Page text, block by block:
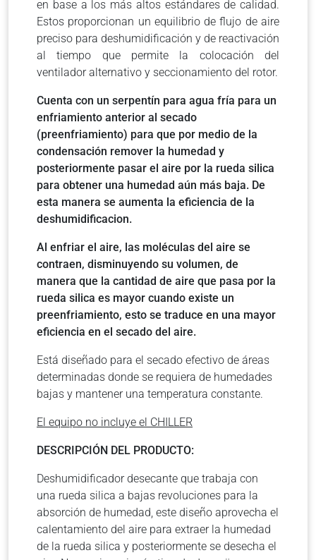
en base a los más altos estándares de calidad.
Estos proporcionan un equilibrio de flujo de aire
preciso para deshumidificación y de reactivación
al tiempo que permite la colocación del
ventilador alternativo y seccionamiento del rotor.
Cuenta con un serpentín para agua fría para un
enfriamiento anterior al secado
(preenfriamiento) para que por medio de la
condensación remover la humedad y
posteriormente pasar el aire por la rueda silica
para obtener una humedad aún más baja. De
esta manera se aumenta la eficiencia de la
deshumidificacion.
Al enfriar el aire, las moléculas del aire se
contraen, disminuyendo su volumen, de
manera que la cantidad de aire que pasa por la
rueda silica es mayor cuando existe un
preenfriamiento, esto se traduce en una mayor
eficiencia en el secado del aire.
Está diseñado para el secado efectivo de áreas
determinadas donde se requiera de humedades
bajas y mantener una temperatura constante.
El equipo no incluye el CHILLER
DESCRIPCIÓN DEL PRODUCTO:
Deshumidificador desecante que trabaja con
una rueda silica a bajas revoluciones para la
absorción de humedad, este diseño aprovecha el
calentamiento del aire para extraer la humedad
de la rueda silica y posteriormente se desecha el